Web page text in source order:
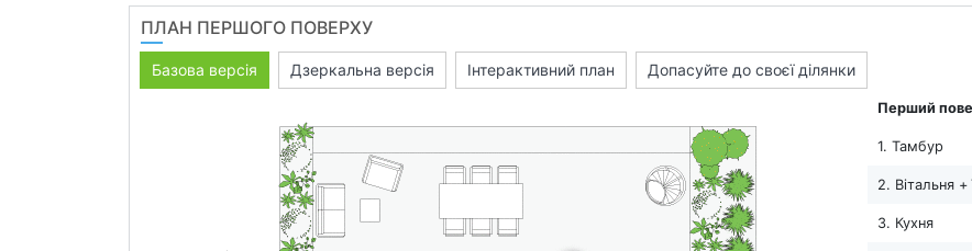
ПЛАН ПЕРШОГО ПОВЕРХУ
Базова версія Дзеркальна версія Інтерактивний план Допасуйте до своєї ділянки
Перший
1. Тамбур
2. Вітальня +
3. Кухня